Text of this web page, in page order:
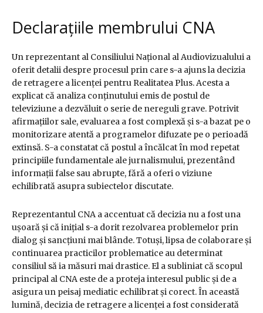
Declarațiile membrului CNA
Un reprezentant al Consiliului Național al Audiovizualului a
oferit detalii despre procesul prin care s-a ajuns la decizia
de retragere a licenței pentru Realitatea Plus. Acesta a
explicat că analiza conținutului emis de postul de
televiziune a dezvăluit o serie de nereguli grave. Potrivit
afirmațiilor sale, evaluarea a fost complexă și s-a bazat pe o
monitorizare atentă a programelor difuzate pe o perioadă
extinsă. S-a constatat că postul a încălcat în mod repetat
principiile fundamentale ale jurnalismului, prezentând
informații false sau abrupte, fără a oferi o viziune
echilibrată asupra subiectelor discutate.
Reprezentantul CNA a accentuat că decizia nu a fost una
ușoară și că inițial s-a dorit rezolvarea problemelor prin
dialog și sancțiuni mai blânde. Totuși, lipsa de colaborare și
continuarea practicilor problematice au determinat
consiliul să ia măsuri mai drastice. El a subliniat că scopul
principal al CNA este de a proteja interesul public și de a
asigura un peisaj mediatic echilibrat și corect. În această
lumină, decizia de retragere a licenței a fost considerată